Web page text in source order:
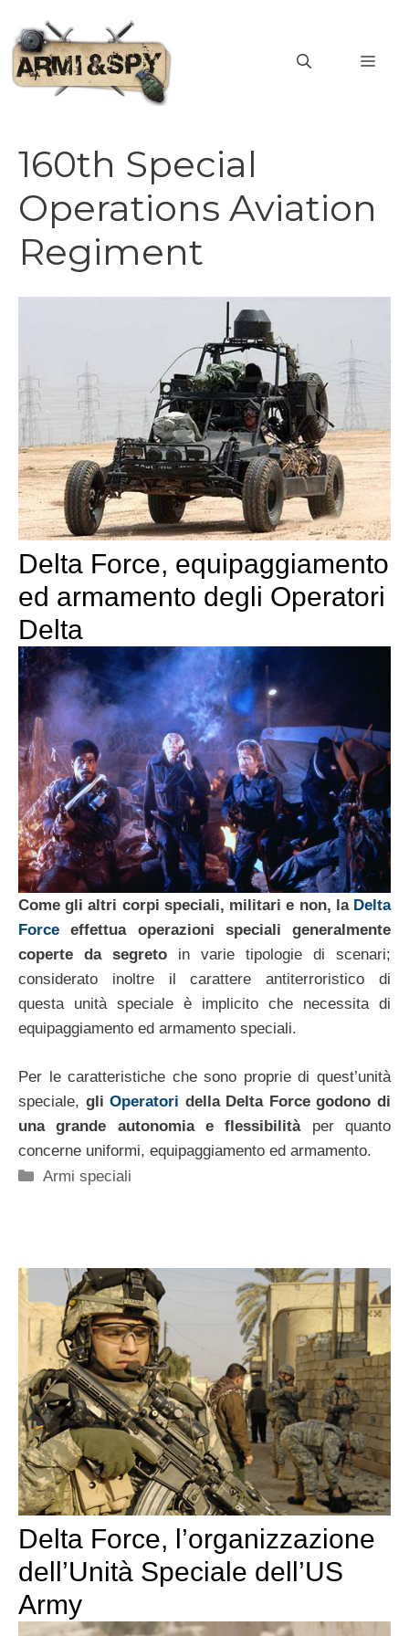
contenuto
160th Special
Operations Aviation
Regiment
Delta Force, equipaggiamento
ed armamento degli Operatori
Delta
Come gli altri corpi speciali, militari e non, la Delta
Force effettua operazioni speciali generalmente
coperte da segreto in varie tipologie di scenari;
considerato inoltre il carattere antiterroristico di
questa unità speciale è implicito che necessita di
equipaggiamento ed armamento speciali.
Per le caratteristiche che sono proprie di quest’unità
speciale, gliOperatori della Delta Force godono di
una grande autonomia e flessibilitàper quanto
concerne uniformi, equipaggiamento ed armamento.
Categorie
Armi speciali
Delta Force, l’organizzazione
dell’Unità Speciale dell’US
Army